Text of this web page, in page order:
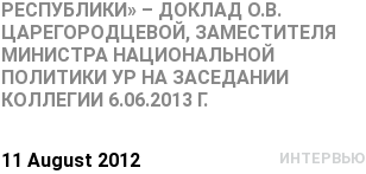
РЕСПУБЛИКИ» – ДОКЛАД О.В.
ЦАРЕГОРОДЦЕВОЙ, ЗАМЕСТИТЕЛЯ
МИНИСТРА НАЦИОНАЛЬНОЙ
ПОЛИТИКИ УР НА ЗАСЕДАНИИ
КОЛЛЕГИИ 6.06.2013 Г.
11 August 2012 ИНТЕРВЬЮ